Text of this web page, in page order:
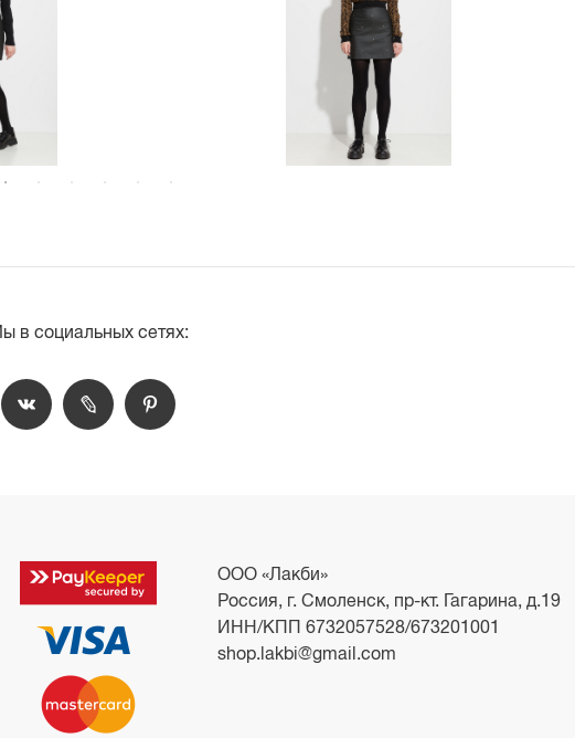
в социальных сетях:
ООО «Лакби»
Россия, г. Смоленск, пр-кт. Гагарина, д.19
ИНН/КПП 6732057528/673201001
shop.lakbi@gmail.com